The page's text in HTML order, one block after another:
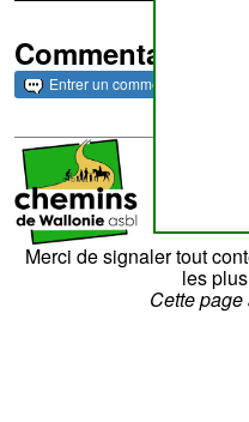
Commentaires et
Entrer un commentaire
La
Merci de signaler tout
les
Cette